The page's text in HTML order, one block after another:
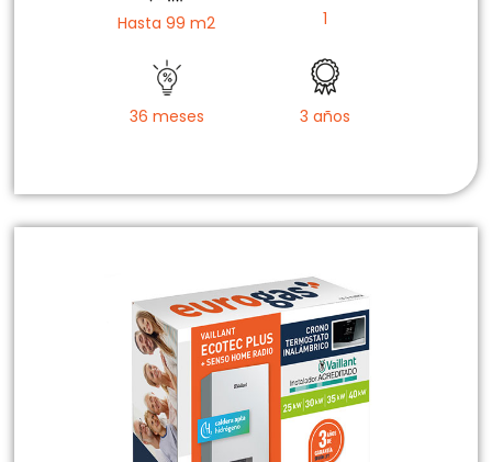
Hasta 99 m2 1
36 meses 3 años